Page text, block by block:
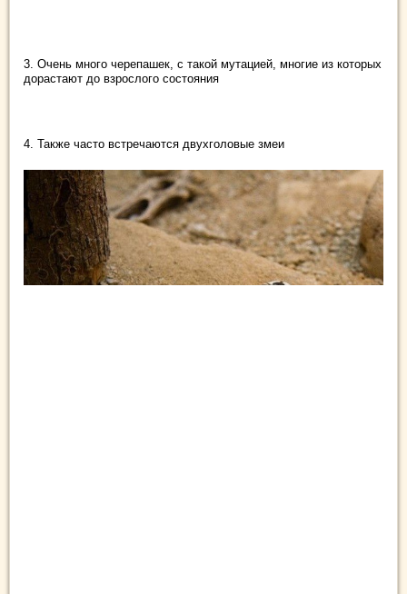
3. Очень много черепашек, с такой мутацией, многие из которых
дорастают до взрослого состояния
4. Также часто встречаются двухголовые змеи